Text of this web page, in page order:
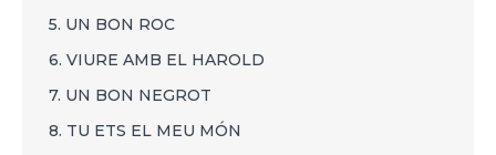
5. UN BON ROC
6. VIURE AMB EL HAROLD
7. UN BON NEGROT
8. TU ETS EL MEU MÓN